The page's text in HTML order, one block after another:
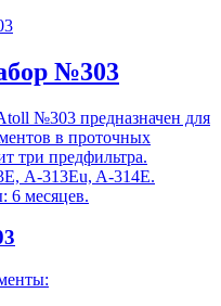
№303
№303 предназначен для
в проточных
три предфильтра.
A-313Eu, A-314Е.
6 месяцев.